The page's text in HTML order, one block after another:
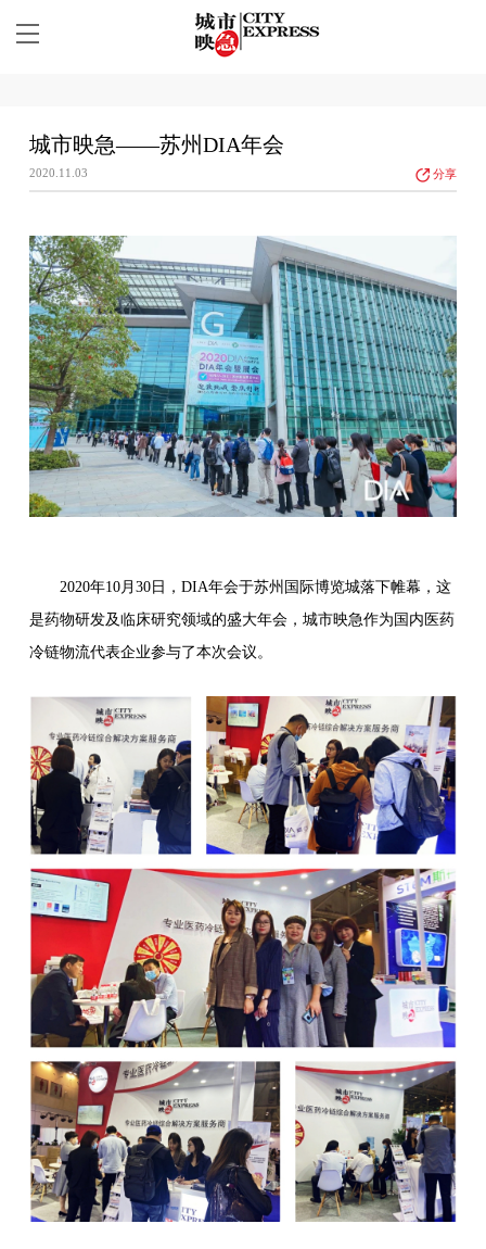
城市映急——苏州DIA年会
2020.11.03 分享
2020年10月30日，DIA年会于苏州国际博览城落下帷幕，这
是药物研发及临床研究领域的盛大年会，城市映急作为国内医药
冷链物流代表企业参与了本次会议。